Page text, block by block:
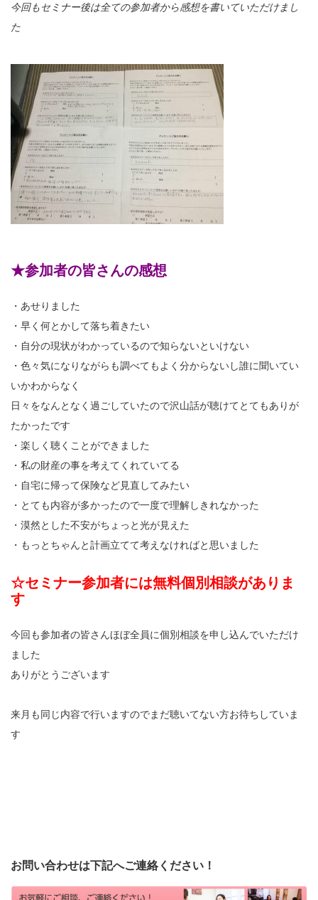
今回もセミナー後は全ての参加者から感想を書いていただけまし
た
★参加者の皆さんの感想
・あせりました
・早く何とかして落ち着きたい
・自分の現状がわかっているので知らないといけない
・色々気になりながらも調べてもよく分からないし誰に聞いてい
いかわからなく
日々をなんとなく過ごしていたので沢山話が聴けてとてもありが
たかったです
・楽しく聴くことができました
・私の財産の事を考えてくれていてる
・自宅に帰って保険など見直してみたい
・とても内容が多かったので一度で理解しきれなかった
・漠然とした不安がちょっと光が見えた
・もっとちゃんと計画立てて考えなければと思いました
☆セミナー参加者には無料個別相談がありま
す
今回も参加者の皆さんほぼ全員に個別相談を申し込んでいただけ
ました
ありがとうございます
来月も同じ内容で行いますのでまだ聴いてない方お待ちしていま
す
お問い合わせは下記へご連絡ください！